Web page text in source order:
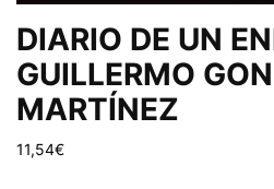
DIARIO DE UN
GUILLERMO
MARTÍNEZ
11,54€